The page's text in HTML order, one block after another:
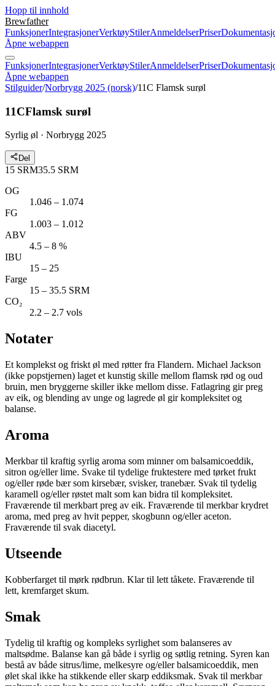
Hopp til innhold
Brewfather
FunksjonerIntegrasjonerVerktøyStilerAnmeldelserPriser
Åpne webappen
FunksjonerIntegrasjonerVerktøyStilerAnmeldelserPriser
Åpne webappen
Stilguider/Norbrygg 2025 (norsk)/11C Flamsk surøl
11CFlamsk surøl
Syrlig øl · Norbrygg 2025
Del
15 SRM35.5 SRM
OG
1.046 – 1.074
FG
1.003 – 1.012
ABV
4.5 – 8 %
IBU
15 – 25
Farge
15 – 35.5 SRM
CO₂
2.2 – 2.7 vols
Notater
Et komplekst og friskt øl med røtter fra Flandern. Michael Jackson
(ikke popstjernen) laget et kunstig skille mellom flamsk rød og oud
bruin, men bryggerne skiller ikke mellom disse. Fatlagring gir preg
av eik, og blending av unge og lagrede øl gir kompleksitet og
balanse.
Aroma
Merkbar til kraftig syrlig aroma som minner om balsamicoeddik,
sitron og/eller lime. Svake til tydelige fruktestere med tørket frukt
og/eller røde bær som kirsebær, svisker, tranebær. Svak til tydelig
karamell og/eller røstet malt som kan bidra til kompleksitet.
Fraværende til merkbart preg av eik. Fraværende til merkbar krydret
aroma, med preg av hvit pepper, skogbunn og/eller aceton.
Fraværende til svak diacetyl.
Utseende
Kobberfarget til mørk rødbrun. Klar til lett tåkete. Fraværende til
lett, kremfarget skum.
Smak
Tydelig til kraftig og kompleks syrlighet som balanseres av
maltsødme. Balanse kan gå både i syrlig og søtlig retning. Syren kan
bestå av både sitrus/lime, melkesyre og/eller balsamicoeddik, men
ølet skal ikke ha stikkende eller skarp eddiksmak. Svak til merkbar